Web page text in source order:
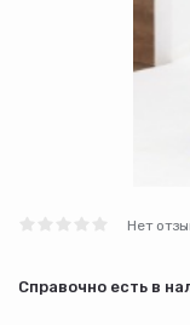
Нет
Cправочно есть в